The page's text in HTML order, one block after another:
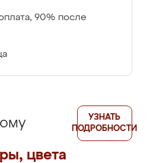
90% после
цвета
УЗНАТЬ
ПОДРОБНОСТИ